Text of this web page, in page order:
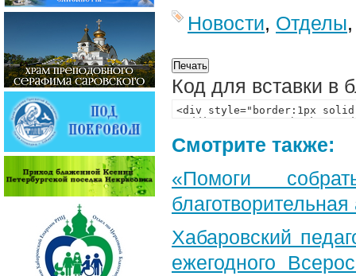
Новости, Отделы
Код для вставки в
Смотрите также:
«Помоги
Хабаровский
ежегодного